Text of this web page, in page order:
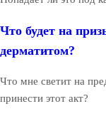
Что будет на
дерматитом?
Что мне светит на
принести этот акт?